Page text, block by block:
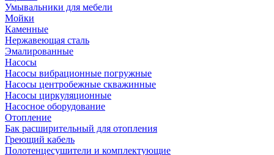
Умывальники для мебели
Мойки
Каменные
Нержавеющая сталь
Эмалированные
Насосы
Насосы вибрационные погружные
Насосы центробежные скважинные
Насосы циркуляционные
Насосное оборудование
Отопление
Бак расширительный для отопления
Греющий кабель
Полотенцесушители и комплектующие